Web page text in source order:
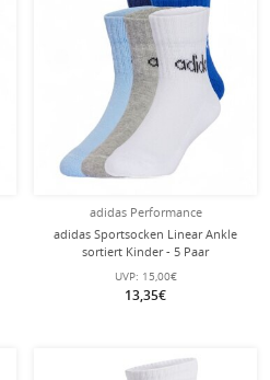
adidas Performance
adidas Sportsocken Linear Ankle
sortiert Kinder - 5 Paar
UVP: 15,00€
13,35€